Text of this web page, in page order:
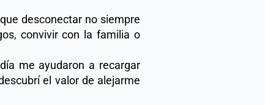
desconectar no siempre
convivir con la familia o
me ayudaron a recargar
el valor de alejarme